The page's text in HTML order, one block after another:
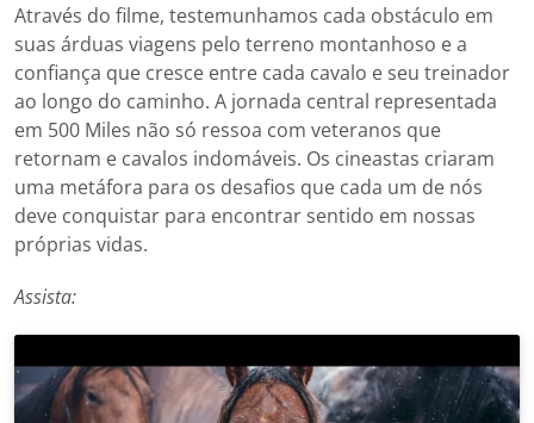
Através do filme, testemunhamos cada obstáculo em
suas árduas viagens pelo terreno montanhoso e a
confiança que cresce entre cada cavalo e seu treinador
ao longo do caminho. A jornada central representada
em 500 Miles não só ressoa com veteranos que
retornam e cavalos indomáveis. Os cineastas criaram
uma metáfora para os desafios que cada um de nós
deve conquistar para encontrar sentido em nossas
próprias vidas.
Assista: